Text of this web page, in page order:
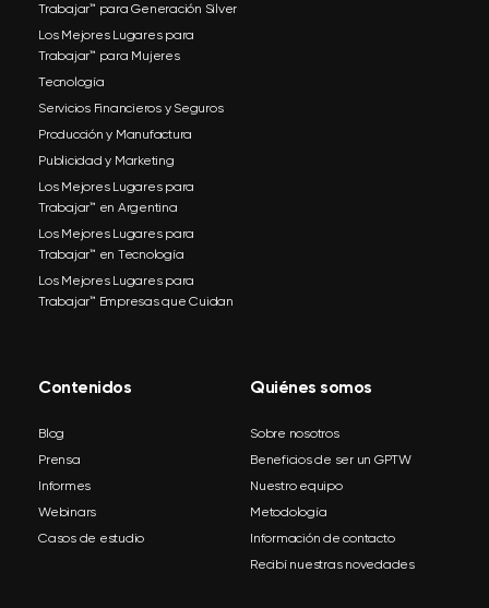
Trabajar™ para Generación Silver
Los Mejores Lugares para
Trabajar™ para Mujeres
Tecnología
Servicios Financieros y Seguros
Producción y Manufactura
Publicidad y Marketing
Los Mejores Lugares para
Trabajar™ en Argentina
Los Mejores Lugares para
Trabajar™ en Tecnología
Los Mejores Lugares para
Trabajar™ Empresas que Cuidan
Contenidos
Blog
Prensa
Informes
Webinars
Casos de estudio
Quiénes somos
Sobre nosotros
Beneficios de ser un GPTW
Nuestro equipo
Metodología
Información de contacto
Recibí nuestras novedades